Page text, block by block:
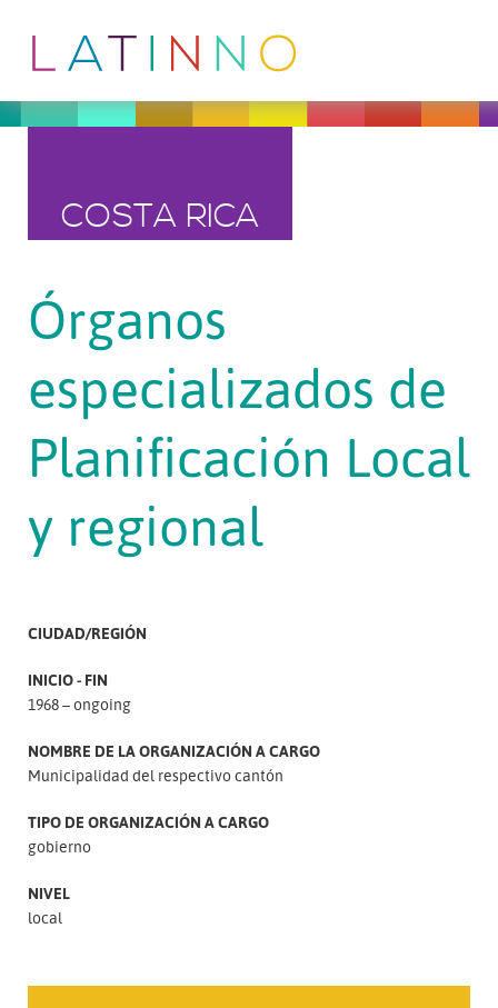
COSTA RICA
Órganos
especializados de
Planificación Local
y regional
CIUDAD/REGIÓN
INICIO - FIN
1968 – ongoing
NOMBRE DE LA ORGANIZACIÓN A CARGO
Municipalidad del respectivo cantón
TIPO DE ORGANIZACIÓN A CARGO
gobierno
NIVEL
local